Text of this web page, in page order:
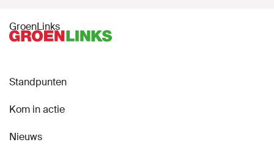
GroenLinks
Standpunten
Kom in actie
Nieuws